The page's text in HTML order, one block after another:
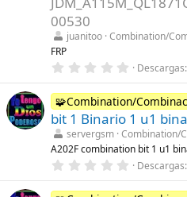
r
l
l
)
00530
juanitoo Combination/
FRP
0
0
0
e
s
t
r
e
l
a
Descargas
🧩Combination/
bit 1 Binario 1 u1
servergsm Combination/
A202F combination bit 1 u1
0
0
Descargas